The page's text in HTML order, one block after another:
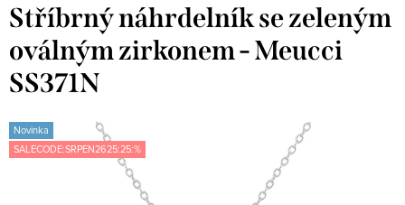
Stříbrný náhrdelník se zeleným
oválným zirkonem - Meucci
SS371N
Novinka
SALECODE:SRPEN2625:25:%